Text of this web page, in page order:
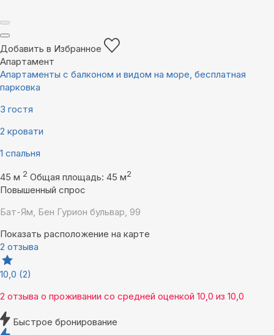
Добавить в Избранное
Апартамент
Апартаменты с балконом и видом на море, бесплатная
парковка
3 гостя
2 кровати
1 спальня
45 м 2 Общая площадь: 45 м2
Повышенный спрос
Бат-Ям, Бен Гурион бульвар, 99
Показать расположение на карте
2 отзыва
10,0 (2)
2 отзыва о проживании со средней оценкой 10,0 из 10,0
Быстрое бронирование